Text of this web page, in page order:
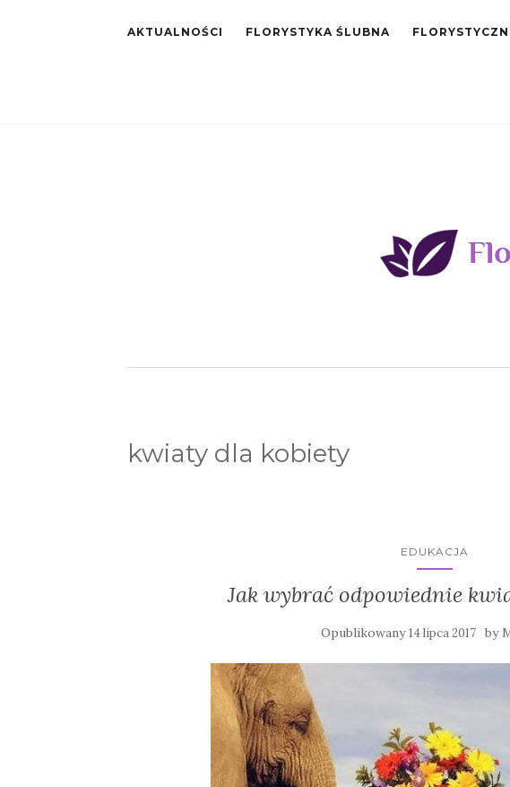
AKTUALNOŚCI FLORYSTYKA ŚLUBNA
kwiaty dla kobiety
EDUKACJA
Jak wybrać odpowiednie
Opublikowany14 lipca 2017 by